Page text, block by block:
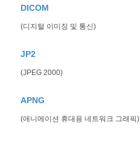
DICOM
(디지털 이미징 및 통신)
JP2
(JPEG 2000)
APNG
(애니메이션 휴대용 네트워크 그래픽)